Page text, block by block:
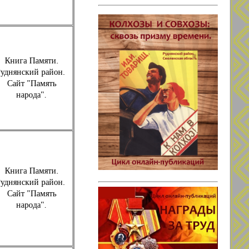
Книга Памяти.
район.
Сайт "Память
народа".
Книга Памяти.
район.
Сайт "Память
народа".